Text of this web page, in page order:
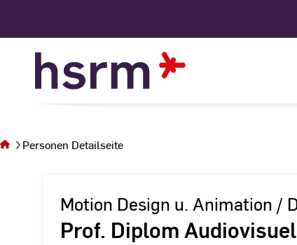
sich auf
der SeitePersonen Detailseite
Motion Design u. Animation /
Prof. Diplom